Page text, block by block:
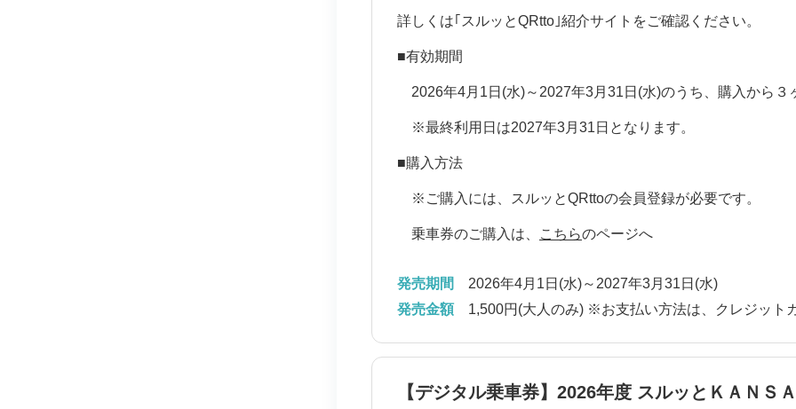
詳しくは｢ スルッとQRtto ｣紹介サイトをご確認ください。
■有効期間
2026年4月1日(水)～2027年3月31日(水)のうち、購入から３
※最終利用日は2027年3月31日となります。
■購入方法
※ご購入には、 スルッとQRttoの会員登録が必要です。
乗車券のご購入は、 こちらのページへ
発売期間
2026年4月1日(水)～2027年3月31日(水)
発売金額
1,500円(大人のみ) ※お支払い方法は、クレジット
【デジタル乗車券】2026年度 スルッとＫＡＮＳ